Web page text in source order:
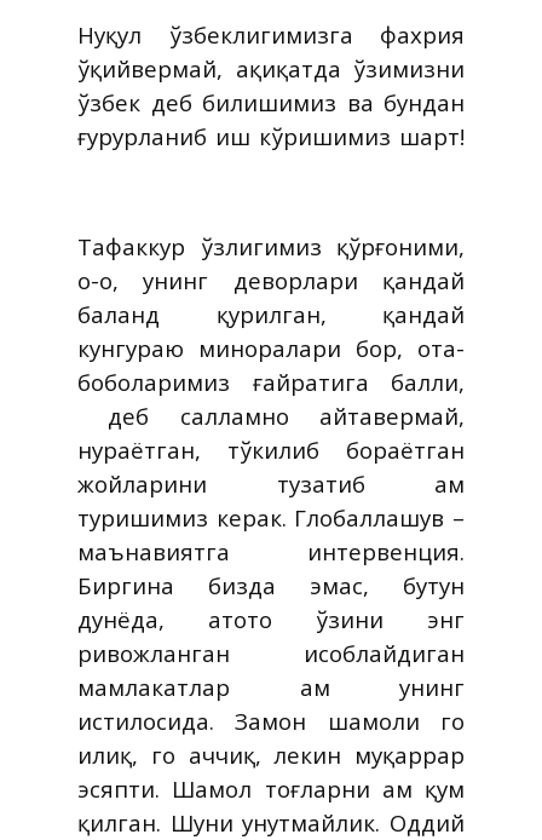
Нуқул ўзбеклигимизга фахрия
ўқийвермай, ҳақиқатда ўзимизни
ўзбек деб билишимиз ва бундан
ғурурланиб иш кўришимиз шарт!
Тафаккур ўзлигимиз қўрғоними,
о-о, унинг деворлари қандай
баланд қурилган, қандай
кунгураю миноралари бор, ота-
боболаримиз ғайратига балли,
деб салламно айтавермай,
нураётган, тўкилиб бораётган
жойларини тузатиб ҳам
туришимиз керак. Глобаллашув –
маънавиятга интервенция.
Биргина бизда эмас, бутун
дунёда, ҳатото ўзини энг
ривожланган ҳисоблайдиган
мамлакатлар ҳам унинг
истилосида. Замон шамоли гоҳ
илиқ, гоҳ аччиқ, лекин муқаррар
эсяпти. Шамол тоғларни ҳам қум
қилган. Шуни унутмайлик. Оддий